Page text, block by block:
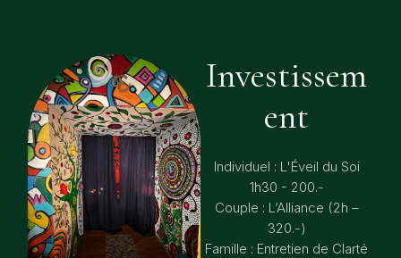
Investissem
ent
Individuel : L'Éveil du Soi
1h30 - 200.-
Couple : L’Alliance (2h –
320.-)
Famille : Entretien de Clarté